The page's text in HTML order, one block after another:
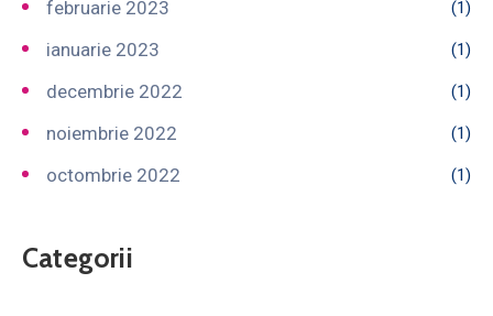
februarie 2023 (1)
ianuarie 2023 (1)
decembrie 2022 (1)
noiembrie 2022 (1)
octombrie 2022 (1)
Categorii